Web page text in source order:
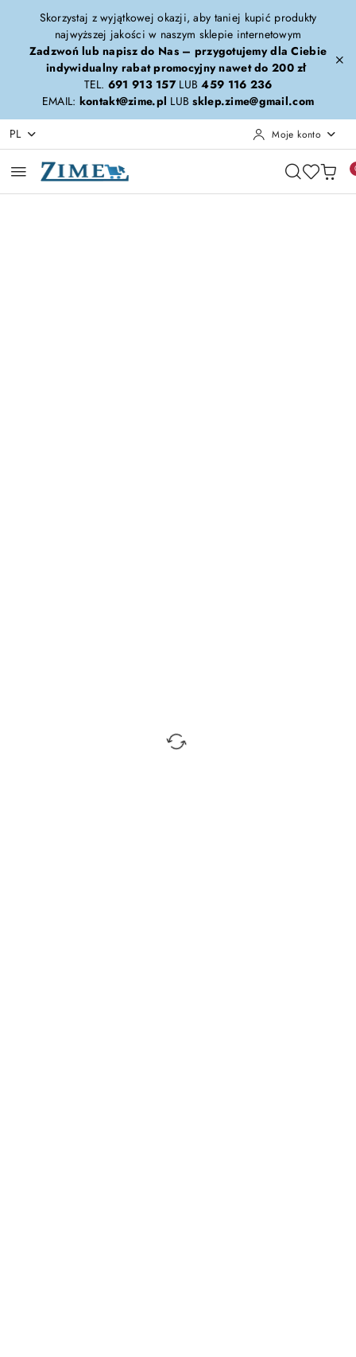
Przejdź do treści głównej
Przejdź do wyszukiwarki
Przejdź do moje konto
Przejdź do menu głównego
Przejdź do opisu produktu
Przejdź do stopki
Skorzystaj z wyjątkowej okazji, aby taniej kupić produkty
najwyższej jakości w naszym sklepie internetowym
Zadzwoń lub napisz do Nas – przygotujemy dla Ciebie
indywidualny rabat promocyjny nawet do 200 zł
TEL. 691 913 157LUB459 116 236
EMAIL: kontakt@zime.pl LUBsklep.zime@gmail.com
PL Moje konto